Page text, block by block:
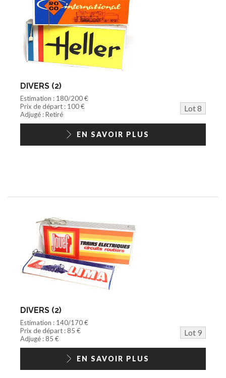
DIVERS (2)
Estimation : 180/200 €
Prix de départ : 100 €
Lot 8
Adjugé : Retiré
EN SAVOIR PLUS
DIVERS (2)
Estimation : 140/170 €
Prix de départ : 85 €
Lot 9
Adjugé : 85 €
EN SAVOIR PLUS